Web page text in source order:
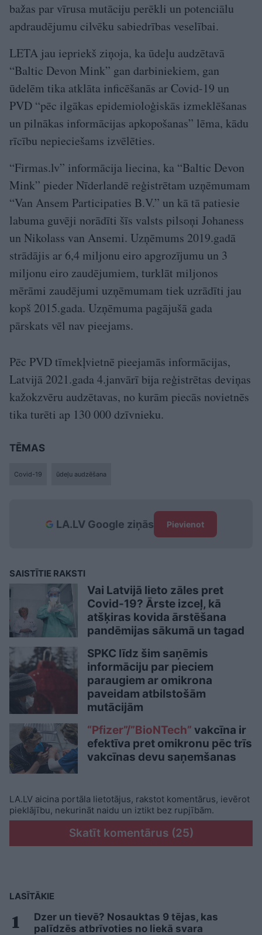
bažas par vīrusa mutāciju perēkli un potenciālu
apdraudējumu cilvēku sabiedrības veselībai.
LETA jau iepriekš ziņoja, ka ūdeļu audzētavā
“Baltic Devon Mink” gan darbiniekiem, gan
ūdelēm tika atklāta inficēšanās ar Covid-19 un
PVD “pēc ilgākas epidemioloģiskās izmeklēšanas
un pilnākas informācijas apkopošanas” lēma, kādu
rīcību nepieciešams izvēlēties.
“Firmas.lv” informācija liecina, ka “Baltic Devon
Mink” pieder Nīderlandē reģistrētam uzņēmumam
“Van Ansem Participaties B.V.” un kā tā patiesie
labuma guvēji norādīti šīs valsts pilsoņi Johaness
un Nikolass van Ansemi. Uzņēmums 2019.gadā
strādājis ar 6,4 miljonu eiro apgrozījumu un 3
miljonu eiro zaudējumiem, turklāt miljonos
mērāmi zaudējumi uzņēmumam tiek uzrādīti jau
kopš 2015.gada. Uzņēmuma pagājušā gada
pārskats vēl nav pieejams.
Pēc PVD tīmekļvietnē pieejamās informācijas,
Latvijā 2021.gada 4.janvārī bija reģistrētas deviņas
kažokzvēru audzētavas, no kurām piecās novietnēs
tika turēti ap 130 000 dzīvnieku.
TĒMAS
Covid-19 ūdeļu audzēšana
LA.LV Google ziņās Pievienot
SAISTĪTIE RAKSTI
Vai Latvijā lieto zāles pret
Covid-19? Ārste izceļ, kā
atšķiras kovida ārstēšana
pandēmijas sākumā un tagad
SPKC līdz šim saņēmis
informāciju par pieciem
paraugiem ar omikrona
paveidam atbilstošām
mutācijām
“Pfizer”/”BioNTech” vakcīna ir
efektīva pret omikronu pēc trīs
vakcīnas devu saņemšanas
LA.LV aicina portāla lietotājus, rakstot komentārus, ievērot
pieklājību, nekurināt naidu un iztikt bez rupjībām.
Skatīt komentārus (25)
LASĪTĀKIE
Dzer un tievē? Nosauktas 9 tējas, kas
palīdzēs atbrīvoties no liekā svara